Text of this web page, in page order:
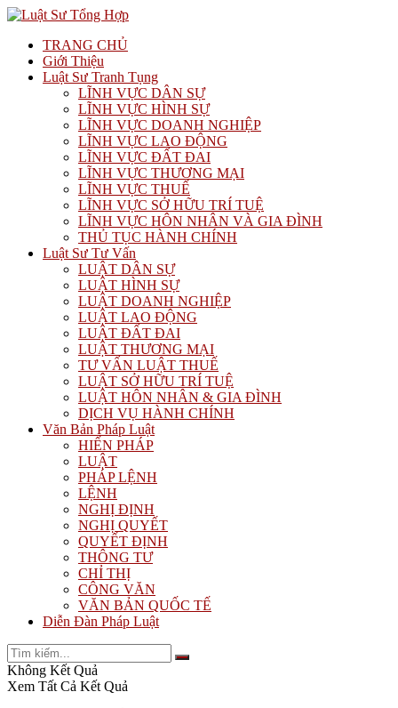
TRANG CHỦ
Giới Thiệu
Luật Sư Tranh Tụng
LĨNH VỰC DÂN SỰ
LĨNH VỰC HÌNH SỰ
LĨNH VỰC DOANH NGHIỆP
LĨNH VỰC LAO ĐỘNG
LĨNH VỰC ĐẤT ĐAI
LĨNH VỰC THƯƠNG MẠI
LĨNH VỰC THUẾ
LĨNH VỰC SỞ HỮU TRÍ TUỆ
LĨNH VỰC HÔN NHÂN VÀ GIA ĐÌNH
THỦ TỤC HÀNH CHÍNH
Luật Sư Tư Vấn
LUẬT DÂN SỰ
LUẬT HÌNH SỰ
LUẬT DOANH NGHIỆP
LUẬT LAO ĐỘNG
LUẬT ĐẤT ĐAI
LUẬT THƯƠNG MẠI
TƯ VẤN LUẬT THUẾ
LUẬT SỞ HỮU TRÍ TUỆ
LUẬT HÔN NHÂN & GIA ĐÌNH
DỊCH VỤ HÀNH CHÍNH
Văn Bản Pháp Luật
HIẾN PHÁP
LUẬT
PHÁP LỆNH
LỆNH
NGHỊ ĐỊNH
NGHỊ QUYẾT
QUYẾT ĐỊNH
THÔNG TƯ
CHỈ THỊ
CÔNG VĂN
VĂN BẢN QUỐC TẾ
Diễn Đàn Pháp Luật
Không Kết Quả
Xem Tất Cả Kết Quả